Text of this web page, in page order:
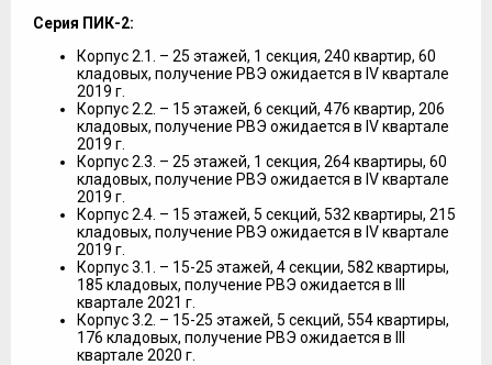
Серия ПИК-2:
Корпус 2.1. – 25 этажей, 1 секция, 240 квартир, 60
кладовых, получение РВЭ ожидается в IV квартале
2019 г.
Корпус 2.2. – 15 этажей, 6 секций, 476 квартир, 206
кладовых, получение РВЭ ожидается в IV квартале
2019 г.
Корпус 2.3. – 25 этажей, 1 секция, 264 квартиры, 60
кладовых, получение РВЭ ожидается в IV квартале
2019 г.
Корпус 2.4. – 15 этажей, 5 секций, 532 квартиры, 215
кладовых, получение РВЭ ожидается в IV квартале
2019 г.
Корпус 3.1. – 15-25 этажей, 4 секции, 582 квартиры,
185 кладовых, получение РВЭ ожидается в III
квартале 2021 г.
Корпус 3.2. – 15-25 этажей, 5 секций, 554 квартиры,
176 кладовых, получение РВЭ ожидается в III
квартале 2020 г.